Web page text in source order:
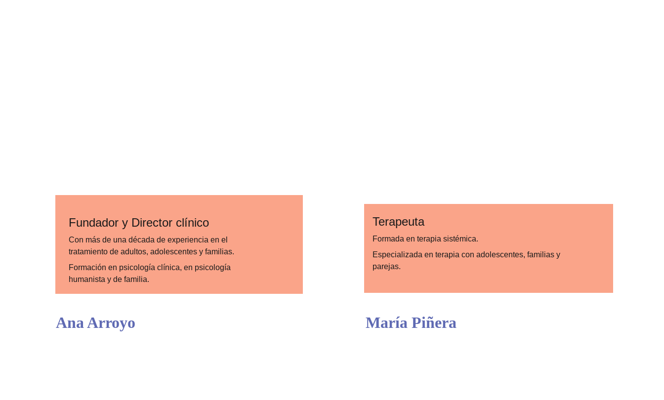
Fundador y Director clínico
Con más de una década de experiencia en el
tratamiento de adultos, adolescentes y familias.
Formación en psicología clínica, en psicología
humanista y de familia.
Terapeuta
Formada en terapia sistémica.
Especializada en terapia con adolescentes, familias y
parejas.
Ana Arroyo María Piñera